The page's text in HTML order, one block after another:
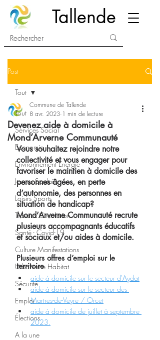
Tallende
Post
Tout
Services Social
Economie
Environnement Energie
Jeunes Scolaire
Loisirs Sports
Travaux Circulation
Santé - Covid-19
Culture Manifestations
Urbanisme Habitat
Sécurité
Emploi
Élections
A la une
Tout
Devenez aide à domicile à
Mond’Arverne Communauté
Commune de Tallende
8 avr. 2023 1 min de lecture
Vous souhaitez rejoindre notre
collectivité et vous engager pour
favoriser le maintien à domicile des
personnes âgées, en perte
d’autonomie, des personnes en
situation de handicap?
Mond’Arverne Communauté recrute
plusieurs accompagnants éducatifs
et sociaux et/ou aides à domicile.
Plusieurs offres d’emploi sur le
territoire
aide à domicile sur le secteur d'Aydat
aide à domicile sur le secteur des
Martres-de-Veyre / Orcet
aide à domicile de juillet à septembre
2023.